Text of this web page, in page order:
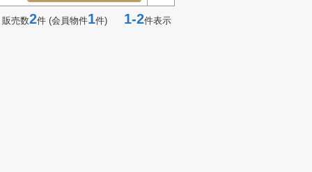
売数2件 (会員物件1件) 1-2件表示